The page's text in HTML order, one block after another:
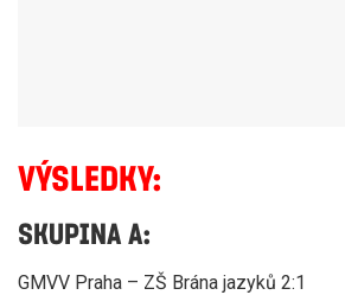
VÝSLEDKY:
SKUPINA A:
GMVV Praha – ZŠ Brána jazyků 2:1